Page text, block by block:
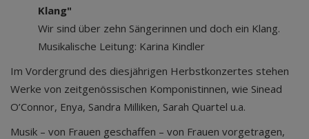
Klang"
Wir sind über zehn Sängerinnen und doch ein Klang.
Musikalische Leitung: Karina Kindler
Im Vordergrund des diesjährigen Herbstkonzertes stehen
Werke von zeitgenössischen Komponistinnen, wie Sinead
O’Connor, Enya, Sandra Milliken, Sarah Quartel u.a.
Musik – von Frauen geschaffen – von Frauen vorgetragen,